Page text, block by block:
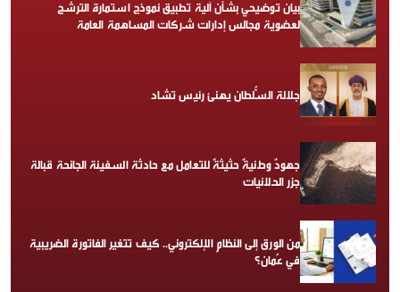
بيان توضيحي بشأن آلية تطبيق نموذج استمارة الترشح
لعضوية مجالس إدارات شركات المساهمة العامة
جلالة السُّلطان يهنئ رئيس تشاد
جهودٌ وطنيةٌ حثيثةٌ للتعامل مع حادثة السفينة الجانحة قبالة
جزر الحلانيات
من الورق إلى النظام الإلكتروني.. كيف تتغير الفاتورة الضريبية
في عُمان؟